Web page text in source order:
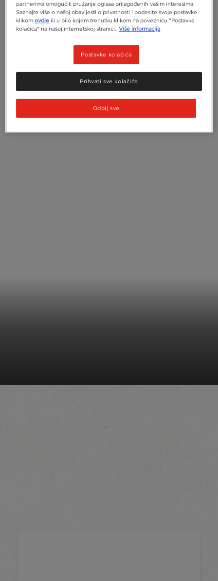
partnerima omogućili pružanje oglasa prilagođenih vašim interesima.
Saznajte više o našoj obavijesti o privatnosti i podesite svoje postavke
klikomovdje ili u bilo kojem trenutku klikom na poveznicu "Postavke
kolačića" na našoj internetskoj stranici. Više informacija
Postavke kolačića
Odbij sve
Prihvati sve kolačiće